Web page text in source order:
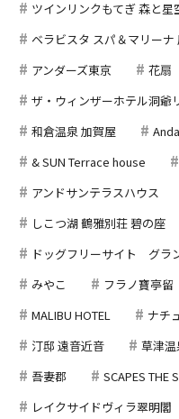
ツインリンクもてぎ 森と
ベラビスタ スパ＆マリーナ
アンダーズ東京
花扇
ザ・ウィンザーホテル洞爺
和倉温泉 加賀屋
& SUN Terrace house
アンドサンテラスハウス
しこつ湖 鶴雅別荘 碧の座
ドッグフリーサイト グラ
みやこ
フラノ寶亭留
MALIBU HOTEL
ナチ
汀邸 遠音近音
草津
吾妻郡
SCAPES THE
レイクサイドヴィラ翠明閣